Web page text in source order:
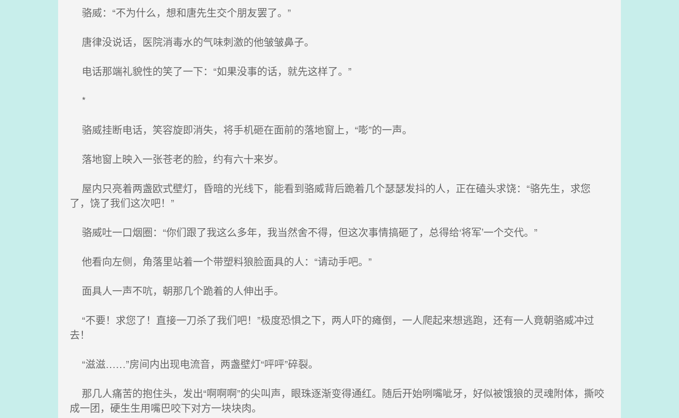
骆威：“不为什么，想和唐先生交个朋友罢了。”
唐律没说话，医院消毒水的气味刺激的他皱皱鼻子。
电话那端礼貌性的笑了一下：“如果没事的话，就先这样了。”
*
骆威挂断电话，笑容旋即消失，将手机砸在面前的落地窗上，“嘭”的一声。
落地窗上映入一张苍老的脸，约有六十来岁。
屋内只亮着两盏欧式壁灯，昏暗的光线下，能看到骆威背后跪着几个瑟瑟发抖的人，正在磕头求饶：“骆先生，求您
了，饶了我们这次吧！”
骆威吐一口烟圈：“你们跟了我这么多年，我当然舍不得，但这次事情搞砸了，总得给‘将军’一个交代。”
他看向左侧，角落里站着一个带塑料狼脸面具的人：“请动手吧。”
面具人一声不吭，朝那几个跪着的人伸出手。
“不要！求您了！直接一刀杀了我们吧！”极度恐惧之下，两人吓的瘫倒，一人爬起来想逃跑，还有一人竟朝骆威冲过
去！
“滋滋……”房间内出现电流音，两盏壁灯“呯呯”碎裂。
那几人痛苦的抱住头，发出“啊啊啊”的尖叫声，眼珠逐渐变得通红。随后开始咧嘴呲牙，好似被饿狼的灵魂附体，撕咬
成一团，硬生生用嘴巴咬下对方一块块肉。